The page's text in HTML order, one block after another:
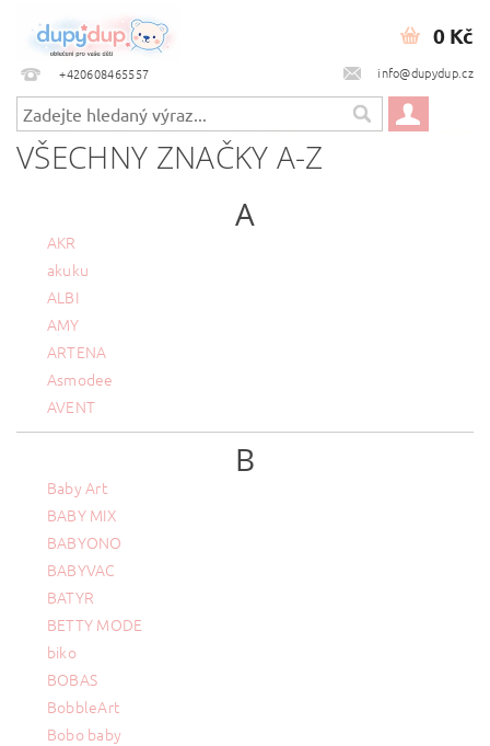
+420608465557 info@dupydup.cz
0 Kč
VŠECHNY ZNAČKY A-Z
A
AKR
akuku
ALBI
AMY
ARTENA
Asmodee
AVENT
B
Baby Art
BABY MIX
BABYONO
BABYVAC
BATYR
BETTY MODE
biko
BOBAS
BobbleArt
Bobo baby